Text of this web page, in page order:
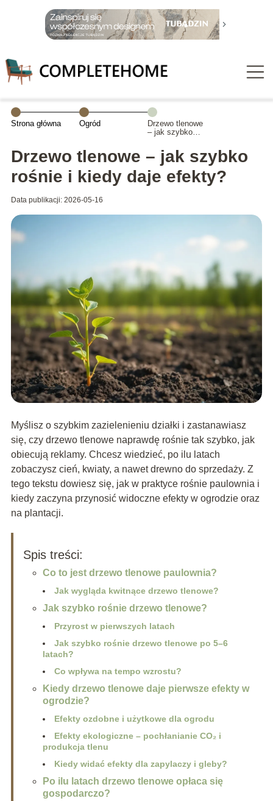
Strona główna Ogród
Drzewo tlenowe
– jak szybko
daje efekty?
Drzewo tlenowe – jak szybko
rośnie i kiedy daje efekty?
Data publikacji: 2026-05-16
Myślisz o szybkim zazielenieniu działki i zastanawiasz
się, czy drzewo tlenowe naprawdę rośnie tak szybko, jak
obiecują reklamy. Chcesz wiedzieć, po ilu latach
zobaczysz cień, kwiaty, a nawet drewno do sprzedaży. Z
tego tekstu dowiesz się, jak w praktyce rośnie paulownia i
kiedy zaczyna przynosić widoczne efekty w ogrodzie oraz
na plantacji.
Spis treści:
Co to jest drzewo tlenowe paulownia?
Jak wygląda kwitnące drzewo tlenowe?
Jak szybko rośnie drzewo tlenowe?
Przyrost w pierwszych latach
Jak szybko rośnie drzewo tlenowe po 5–6
latach?
Co wpływa na tempo wzrostu?
Kiedy drzewo tlenowe daje pierwsze efekty w
ogrodzie?
Efekty ozdobne i użytkowe dla ogrodu
Efekty ekologiczne – pochłanianie CO₂ i
produkcja tlenu
Kiedy widać efekty dla zapylaczy i gleby?
Po ilu latach drzewo tlenowe opłaca się
gospodarczo?